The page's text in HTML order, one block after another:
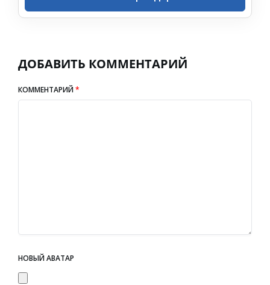
ДОБАВИТЬ КОММЕНТАРИЙ
КОММЕНТАРИЙ*
НОВЫЙ АВАТАР